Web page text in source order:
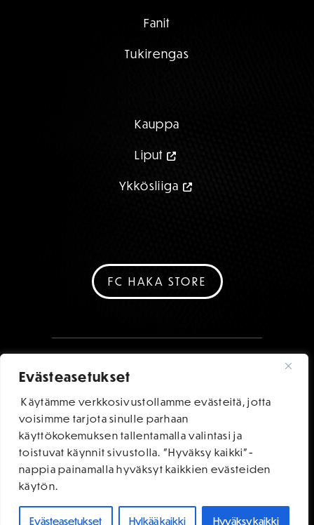
Evästeasetukset
Käytämme verkkosivustollamme evästeitä, jotta
voisimme tarjota sinulle parhaan
käyttökokemuksen tallentamalla valintasi ja
toistuvat käynnit sivustolla. "Hyväksy kaikki"-
nappia painamalla hyväksyt kaikkien evästeiden
käytön.
Evästeasetukset Hylkää kaikki Hyväksy kaikki
Fanit
Tukirengas
Kauppa
Liput
Ykkösliiga
FC HAKA STORE